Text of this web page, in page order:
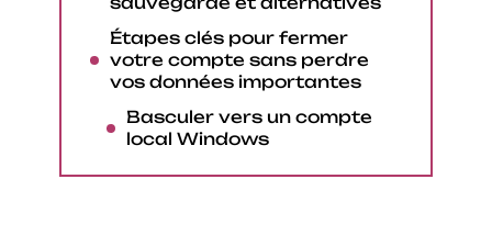
Étapes clés pour fermer
votre compte sans perdre
vos données importantes
Basculer vers un compte
local Windows